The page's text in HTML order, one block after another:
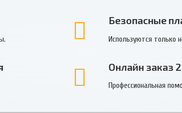
Безопасные
Используются только
Онлайн заказ
Профессиональная